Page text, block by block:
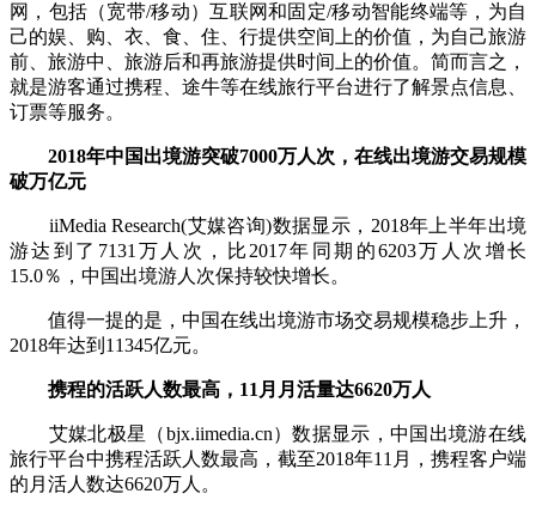
网，包括（宽带/移动）互联网和固定/移动智能终端等，为自
己的娱、购、衣、食、住、行提供空间上的价值，为自己旅游
前、旅游中、旅游后和再旅游提供时间上的价值。简而言之，
就是游客通过携程、途牛等在线旅行平台进行了解景点信息、
订票等服务。
2018年中国出境游突破7000万人次，在线出境游交易规模
破万亿元
iiMedia Research(艾媒咨询)数据显示，2018年上半年出境
游达到了7131万人次，比2017年同期的6203万人次增长
15.0％，中国出境游人次保持较快增长。
值得一提的是，中国在线出境游市场交易规模稳步上升，
2018年达到11345亿元。
携程的活跃人数最高，11月月活量达6620万人
艾媒北极星（bjx.iimedia.cn）数据显示，中国出境游在线
旅行平台中携程活跃人数最高，截至2018年11月，携程客户端
的月活人数达6620万人。